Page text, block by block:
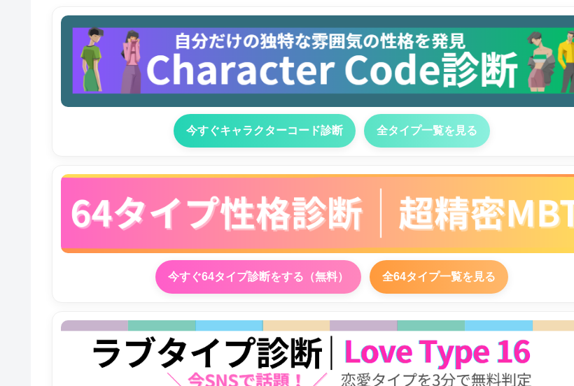
今すぐキャラクターコード診断 全タイプ一覧を見る
今すぐ64タイプ診断をする（無料） 全64タイプ一覧を見る